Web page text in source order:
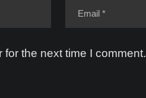
the next time I comment.